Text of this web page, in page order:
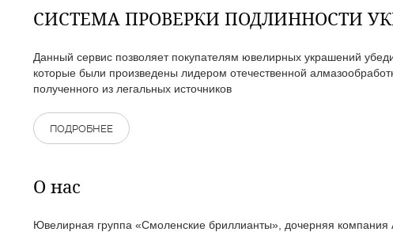
СИСТЕМА ПРОВЕРКИ ПОДЛИННОСТИ
Данный сервис позволяет покупателям ювелирных украшений
которые были произведены лидером отечественной
полученного из легальных источников
ПОДРОБНЕЕ
О нас
Ювелирная группа «Смоленские бриллианты», дочерняя